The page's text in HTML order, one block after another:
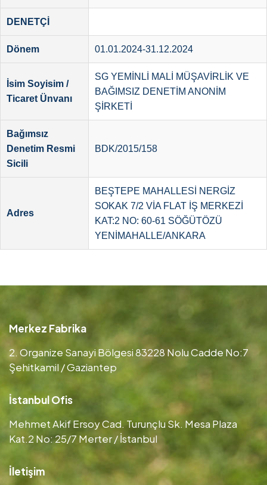
DENETÇİ
Dönem 01.01.2024-31.12.2024
İsim Soyisim /
Ticaret Ünvanı
SG YEMİNLİ MALİ MÜŞAVİRLİK VE
BAĞIMSIZ DENETİM ANONİM
ŞİRKETİ
Bağımsız
Denetim Resmi
Sicili
BDK/2015/158
Adres
BEŞTEPE MAHALLESİ NERGİZ
SOKAK 7/2 VİA FLAT İŞ MERKEZİ
KAT:2 NO: 60-61 SÖĞÜTÖZÜ
YENİMAHALLE/ANKARA
Merkez Fabrika
2. Organize Sanayi Bölgesi 83228 Nolu Cadde No:7
Şehitkamil / Gaziantep
İstanbul Ofis
Mehmet Akif Ersoy Cad. Turunçlu Sk. Mesa Plaza
Kat.2 No: 25/7 Merter / İstanbul
İletişim